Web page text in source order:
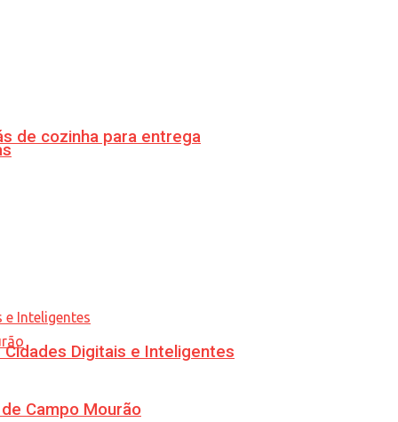
de cozinha para entrega
Campo Mourão
Digitais e Inteligentes